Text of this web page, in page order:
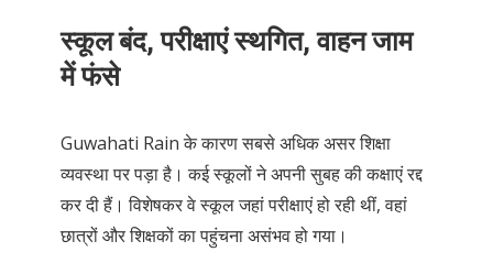
स्कूल बंद, परीक्षाएं स्थगित, वाहन जाम
में फंसे
Guwahati Rain के कारण सबसे अधिक असर शिक्षा
व्यवस्था पर पड़ा है। कई स्कूलों ने अपनी सुबह की कक्षाएं रद्द
कर दी हैं। विशेषकर वे स्कूल जहां परीक्षाएं हो रही थीं, वहां
छात्रों और शिक्षकों का पहुंचना असंभव हो गया।